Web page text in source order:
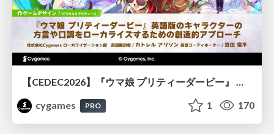
【CEDEC2026】『ウマ娘 プリティーダービー』 英語版のキャラクターの方言や口調をローカライズするための創造的アプローチ
cygames
PRO 1 170